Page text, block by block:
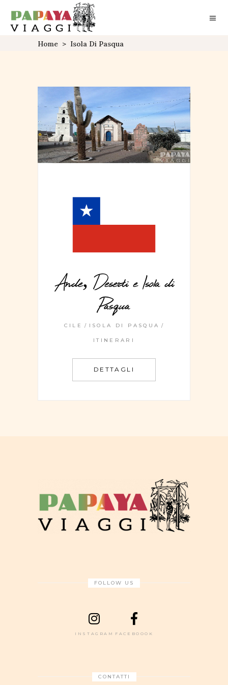
Home > Isola Di Pasqua
Ande, Deserti e Isola di
Pasqua
CILE ISOLA DI PASQUA
ITINERARI
DETTAGLI
FOLLOW US
INSTAGRAM FACEBOOOK
CONTATTI